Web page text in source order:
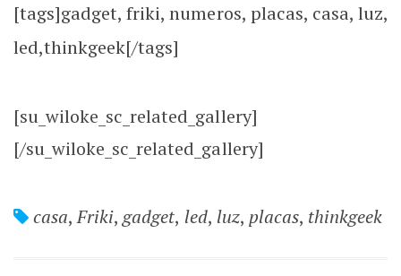
[tags]gadget, friki, numeros, placas, casa, luz,
led,thinkgeek[/tags]
[su_wiloke_sc_related_gallery]
[/su_wiloke_sc_related_gallery]
casa,Friki,gadget, led, luz, placas, thinkgeek